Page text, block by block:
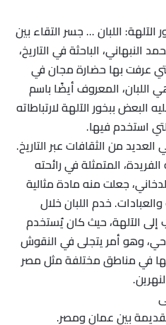
الآلهة: اللبان … جسر التقاء بين
النبهاني، الباحثة في التاريخ،
عرفت بها حضارة مجان في
اللبان، المعروف أيضًا باسم
البعض ببخور الآلهة لارتباطاته
استخدم فيها.
من الثقافات عبر التاريخ.
المتمثلة في رائحته
جعلت منه مادة مثالية
خدم اللبان خلال
إلى الآلهة، حيث كان يُستخدم
وهو أمر يتجلى في النقوش
في مناطق مختلفة مثل مصر
بين عمان ومصر.